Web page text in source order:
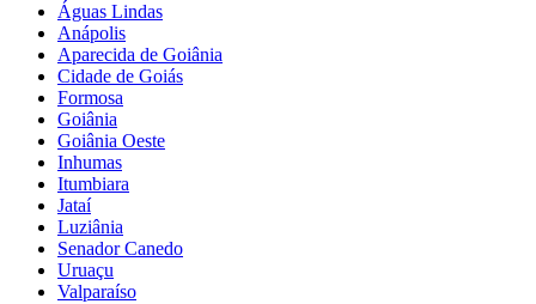
Águas Lindas
Anápolis
Aparecida de Goiânia
Cidade de Goiás
Formosa
Goiânia
Goiânia Oeste
Inhumas
Itumbiara
Jataí
Luziânia
Senador Canedo
Uruaçu
Valparaíso